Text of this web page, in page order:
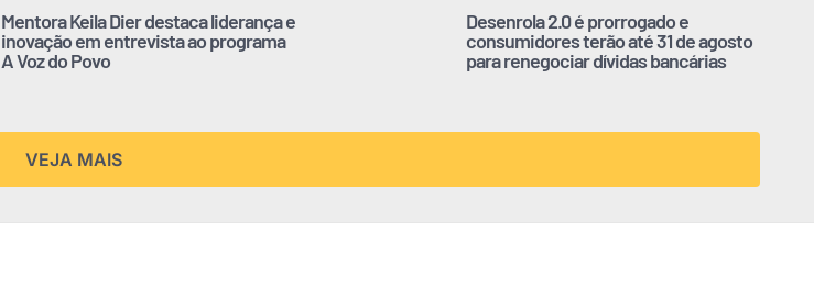
Mentora Keila Dier destaca liderança e
inovação em entrevista ao programa
A Voz do Povo
Desenrola 2.0 é prorrogado e
consumidores terão até 31 de agosto
para renegociar dívidas bancárias
VEJA MAIS